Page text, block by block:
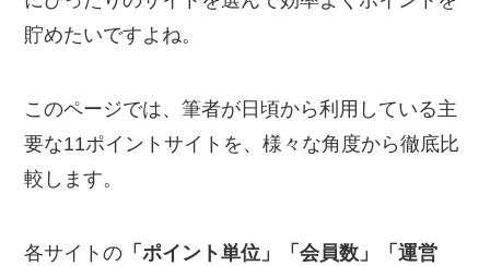
貯めたいですよね。
このページでは、筆者が日頃から利用している主
要な11ポイントサイトを、様々な角度から徹底比
較します。
各サイトの 「ポイント単位」「会員数」「運営